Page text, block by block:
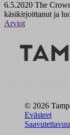
6.5.2020 The
käsikirjoittanut ja
Arviot
© 2026
Evästeet